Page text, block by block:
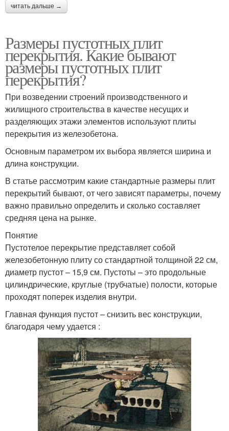
читать дальше →
Размеры пустотных плит
перекрытия. Какие бывают
размеры пустотных плит
перекрытия?
При возведении строений производственного и
жилищного строительства в качестве несущих и
разделяющих этажи элементов используют плиты
перекрытия из железобетона.
Основным параметром их выбора является ширина и
длина конструкции.
В статье рассмотрим какие стандартные размеры плит
перекрытий бывают, от чего зависят параметры, почему
важно правильно определить и сколько составляет
средняя цена на рынке.
Понятие
Пустотелое перекрытие представляет собой
железобетонную плиту со стандартной толщиной 22 см,
диаметр пустот – 15,9 см. Пустоты – это продольные
цилиндрические, круглые (трубчатые) полости, которые
проходят поперек изделия внутри.
Главная функция пустот – снизить вес конструкции,
благодаря чему удается :